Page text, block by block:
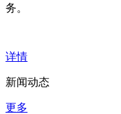
务。
详情
新闻动态
更多